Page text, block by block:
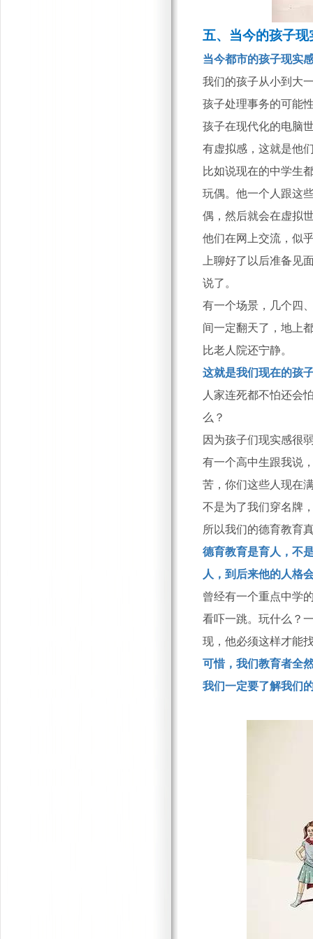
五、 当今的孩子
当今都市的孩子现实
我们的孩子从小到大
孩子处理事务的可能
孩子在现代化的电脑
有虚拟感，这就是他
比如说现在的中学生
玩偶。他一个人跟这
偶，然后就会在虚拟
他们在网上交流，似
上聊好了以后准备见
说了。
有一个场景，几个四
间一定翻天了，地上
比老人院还宁静。
这就是我们现在的孩
人家连死都不怕还会
么？
因为孩子们现实感很
有一个高中生跟我说
苦，你们这些人现在
不是为了我们穿名牌
所以我们的德育教育
德育教育是育人，不
人，到后来他的人格
曾经有一个重点中学
看吓一跳。玩什么？
现，他必须这样才能
可惜，我们教育者全
我们一定要了解我们